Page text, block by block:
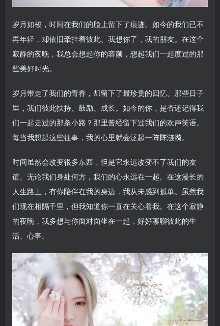
岁月如梭，时间在我们的脸上留下了痕迹。如今的我们已不
再年轻，却依旧牵挂着彼此。我想你了，我的朋友。在这个
寂静的夜晚，我总会想起你的容颜，想起我们一起度过的那
些美好时光。
岁月带走了我们的青春，却留下了最珍贵的回忆。那些日子
里，我们彼此扶持、鼓励、成长。如今的你，是否还记得我
们一起走过的那条小路？那里曾经留下过我们的欢声笑语。
每当我想起这些往事，我的心里就会泛起一阵阵涟漪。
时间虽然会改变很多东西，但是它永远改变不了我们的友
谊。无论我们身处何方，我们的心永远在一起。在这漫长的
人生路上，有你陪伴在我的身边，我从未感到孤单。虽然我
们现在相隔千里，但我知道你一直在关心着我。在这个寂静
的夜晚，我多想与你面对面坐在一起，好好聊聊彼此的生
活、心事。